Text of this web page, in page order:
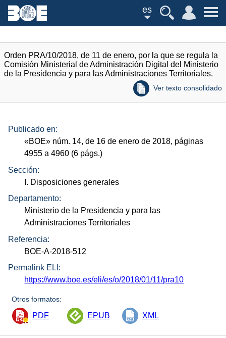
es
Orden PRA/10/2018, de 11 de enero, por la que se regula la
Comisión Ministerial de Administración Digital del Ministerio
de la Presidencia y para las Administraciones Territoriales.
Ver texto consolidado
Publicado en:
«BOE» núm. 14, de 16 de enero de 2018, páginas
4955 a 4960 (6 págs.)
Sección:
I. Disposiciones generales
Departamento:
Ministerio de la Presidencia y para las
Administraciones Territoriales
Referencia:
BOE-A-2018-512
Permalink ELI:
https://www.boe.es/eli/es/o/2018/01/11/pra10
Otros formatos:
PDF EPUB XML